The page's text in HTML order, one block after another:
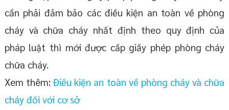
cần phải đảm bảo các điều kiện an toàn về phòng
cháy và chữa cháy nhất định theo quy định của
pháp luật thì mới được cấp giấy phép phòng cháy
chữa cháy.
Xem thêm:Điều kiện an toàn về phòng cháy và chữa
cháy đối với cơ sở